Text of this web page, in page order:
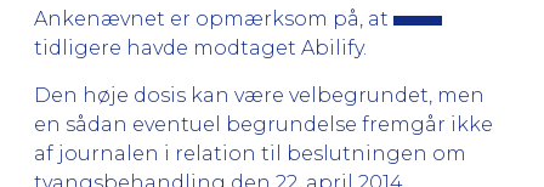
Ankenævnet er opmærksom på, at
tidligere havde modtaget Abilify.
Den høje dosis kan være velbegrundet, men
en sådan eventuel begrundelse fremgår ikke
af journalen i relation til beslutningen om
tvangsbehandling den 22. april 2014.